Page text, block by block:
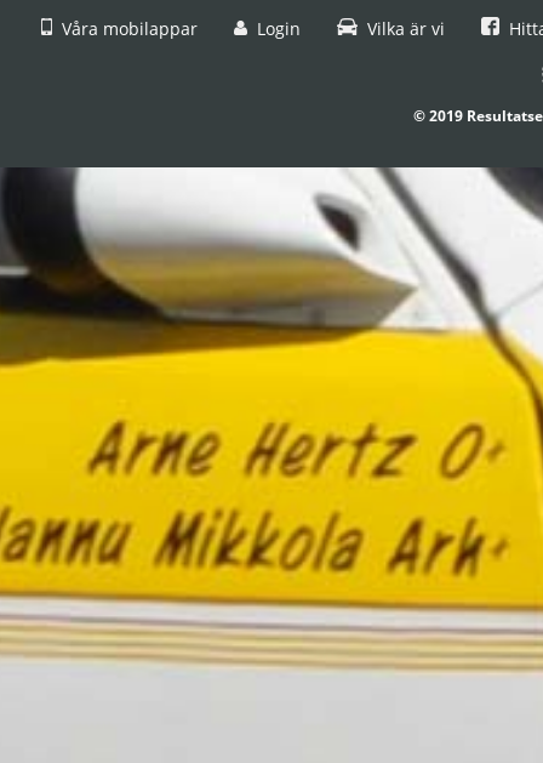
Våra mobilappar Login Vilka är vi
© 2019